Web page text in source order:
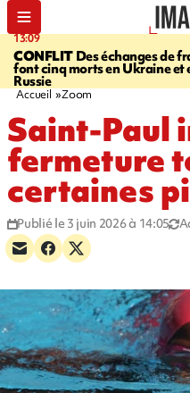
13:09
CONFLIT Des échanges de
font cinq morts en Ukraine et
Russie
Accueil Zoom
Saint-Paul
fermeture
certaines
Publié le 3 juin 2026 à 14:05